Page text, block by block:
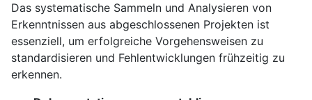
Das systematische Sammeln und Analysieren von
Erkenntnissen aus abgeschlossenen Projekten ist
essenziell, um erfolgreiche Vorgehensweisen zu
standardisieren und Fehlentwicklungen frühzeitig zu
erkennen.